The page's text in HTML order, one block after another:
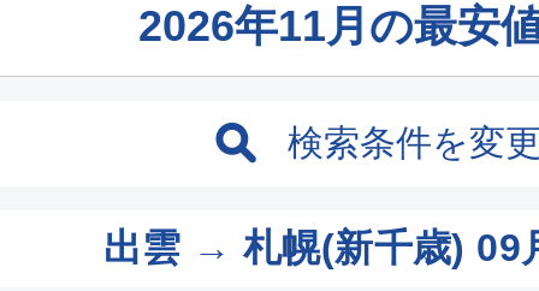
2026年11月の最安
検索条件を変
出雲 → 札幌(新千歳) 09